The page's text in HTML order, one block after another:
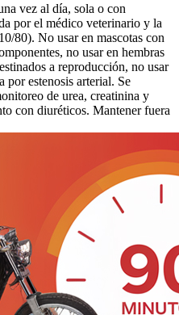
vez al día, sola o con
por el médico veterinario y la
80). No usar en mascotas con
no usar en hembras
a reproducción, no usar
por estenosis arterial. Se
de urea, creatinina y
con diuréticos. Mantener fuera